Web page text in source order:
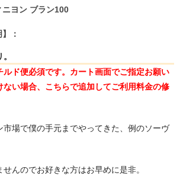
ヨン ブラン100
：
ド便必須です。カート画面でご指定お願い
ない場合、こちらで追加してご利用料金の修
市場で僕の手元までやってきた、例のソーヴ
んのでお好きな方はお早めに是非。